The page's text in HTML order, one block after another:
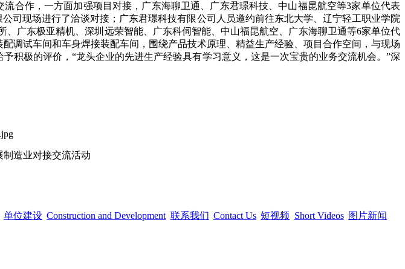
合作，一方面加强项目对接，广东海聊卫通、广东君璟科技、中山福昆航空等3家单位代表
司现场进行了洽谈对接；广东君璟科技有限公司人员邀约前往东北大学、辽宁轻工职业学院
广东极亚精机、深圳远荣智能、广东科伺智能、中山福昆航空、广东海聊卫通等6家单位代
调试车间和车身焊接装配车间，围绕产品技术原理、精益生产经验、项目合作空间，与现场
积极的评价，“龙头企业的先进生产经验具有学习意义，这是一次宝贵的业务交流机会。”深
制造业对接交流活动
单位建设 Construction and Development 联系我们 Contact Us 短视频 Short Videos 图片新闻